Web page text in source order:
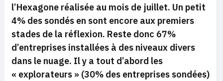
l’Hexagone réalisée au mois de juillet. Un petit
4% des sondés en sont encore aux premiers
stades de la réflexion. Reste donc 67%
d’entreprises installées à des niveaux divers
dans le nuage. Il y a tout d’abord les
« explorateurs » (30% des entreprises sondées)